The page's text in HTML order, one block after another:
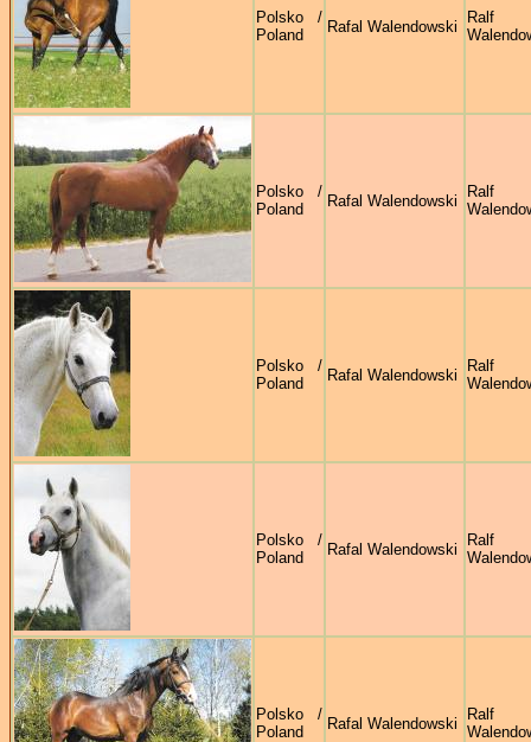
Polsko /
Poland
Rafal Walendowski
Ralf
Polsko /
Poland
Rafal Walendowski
Ralf
Polsko /
Poland
Rafal Walendowski
Ralf
Polsko /
Poland
Rafal Walendowski
Ralf
Polsko /
Poland
Rafal Walendowski
Ralf